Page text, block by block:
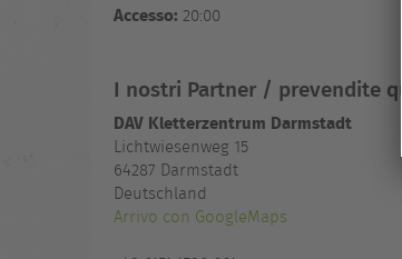
Accesso: 20:00
I nostri Partner / prevendite qui
DAV Kletterzentrum Darmstadt
Lichtwiesenweg 15
64287 Darmstadt
Deutschland
Arrivo con GoogleMaps